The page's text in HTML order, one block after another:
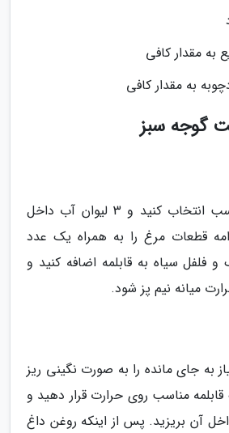
به مقدار کافی
به مقدار کافی
گوجه سبز
ابتدا یک قابلمه مناسب انتخاب کنید و 3 لیوان آب داخل
قطعات مرغ را به همراه یک عدد
و فلفل سیاه به قابلمه اضافه کنید و
میانه نیم پز شود.
به جای مانده را به صورت نگینی ریز
مناسب روی حرارت قرار دهید و
آن بریزید. پس از اینکه روغن داغ